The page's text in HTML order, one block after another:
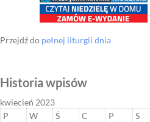
Przejdź do pełnej liturgii dnia
Historia wpisów
kwiecień 2023
P
W Ś C P S